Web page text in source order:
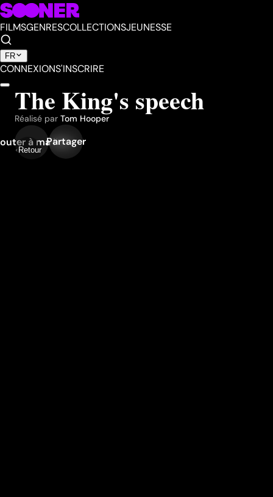
FILMSGENRESCOLLECTIONSJEUNESSE
FR
CONNEXIONS'INSCRIRE
Retour
The King's speech
Réalisé par Tom Hooper
à ma liste
Partager